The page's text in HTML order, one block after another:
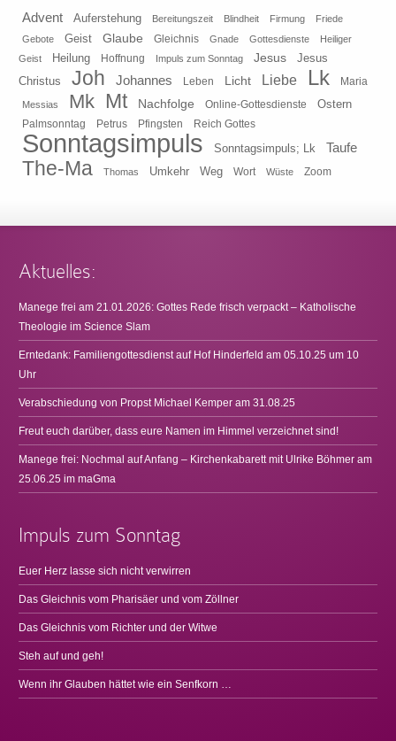
Advent Auferstehung Bereitungszeit Blindheit Firmung
Friede
Gebote
Geist Glaube Gleichnis Gnade Gottesdienste
Heiliger
Geist
Heilung Hoffnung Impuls zum Sonntag Jesus
Jesus
Christus
Joh Johannes Leben Licht Liebe Lk Maria
Messias Mk Mt Nachfolge Online-Gottesdienste Ostern
Palmsonntag Petrus Pfingsten Reich Gottes
Sonntagsimpuls Sonntagsimpuls; Lk Taufe
The-Ma Thomas Umkehr Weg Wort Wüste Zoom
Aktuelles:
Manege frei am 21.01.2026: Gottes Rede frisch verpackt – Katholische
Theologie im Science Slam
Erntedank: Familiengottesdienst auf Hof Hinderfeld am 05.10.25 um 10
Uhr
Verabschiedung von Propst Michael Kemper am 31.08.25
Freut euch darüber, dass eure Namen im Himmel verzeichnet sind!
Manege frei: Nochmal auf Anfang – Kirchenkabarett mit Ulrike Böhmer am
25.06.25 im maGma
Impuls zum Sonntag
Euer Herz lasse sich nicht verwirren
Das Gleichnis vom Pharisäer und vom Zöllner
Das Gleichnis vom Richter und der Witwe
Steh auf und geh!
Wenn ihr Glauben hättet wie ein Senfkorn …